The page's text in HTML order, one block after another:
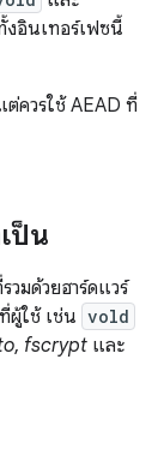
งอินเทอร์เฟซนี้
ต่ควรใช้ AEAD ที่
ป็น
วมด้วยฮาร์ดแวร์
ผู้ใช้ เช่น vold
, fscrypt และ